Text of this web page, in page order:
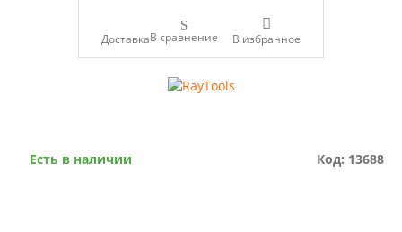
Есть в наличии Код: 13688
ДоставкаВ сравнение